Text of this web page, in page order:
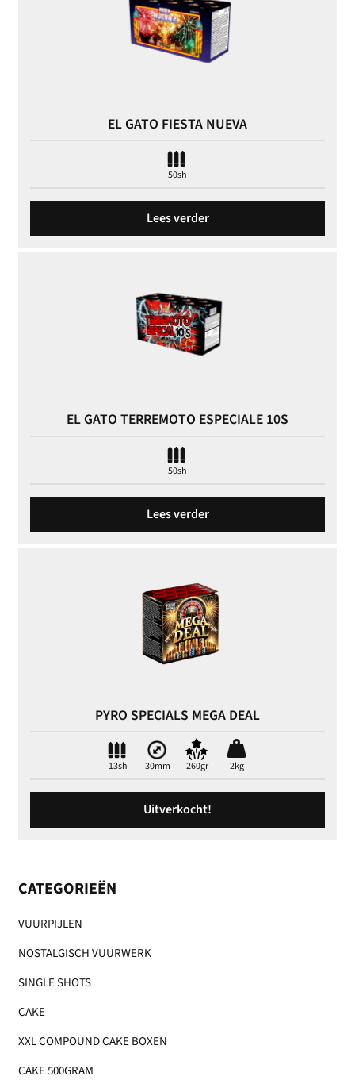
EL GATO FIESTA NUEVA
50sh
Lees verder
EL GATO TERREMOTO ESPECIALE 10S
50sh
Lees verder
PYRO SPECIALS MEGA DEAL
13sh 30mm 260gr 2kg
Uitverkocht!
CATEGORIEËN
VUURPIJLEN
NOSTALGISCH VUURWERK
SINGLE SHOTS
CAKE
XXL COMPOUND CAKE BOXEN
CAKE 500GRAM